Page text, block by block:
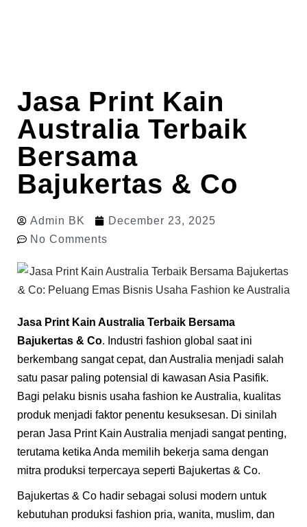
Jasa Print Kain
Australia Terbaik
Bersama
Bajukertas & Co
Admin BK
December 23, 2025
No Comments
Jasa Print Kain Australia Terbaik Bersama
Bajukertas & Co. Industri fashion global saat ini
berkembang sangat cepat, dan Australia menjadi salah
satu pasar paling potensial di kawasan Asia Pasifik.
Bagi pelaku bisnis usaha fashion ke Australia, kualitas
produk menjadi faktor penentu kesuksesan. Di sinilah
peran Jasa Print Kain Australia menjadi sangat penting,
terutama ketika Anda memilih bekerja sama dengan
mitra produksi terpercaya seperti Bajukertas & Co.
Bajukertas & Co hadir sebagai solusi modern untuk
kebutuhan produksi fashion pria, wanita, muslim, dan